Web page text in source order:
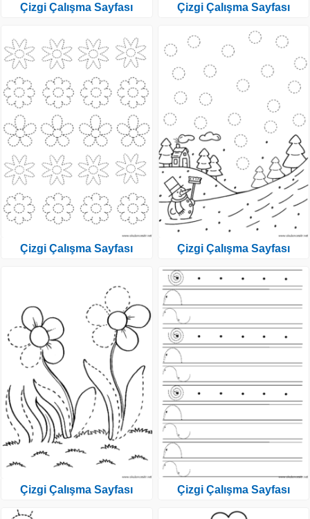
Çizgi Çalışma Sayfası
Çizgi Çalışma Sayfası
Çizgi Çalışma Sayfası
Çizgi Çalışma Sayfası
Çizgi Çalışma Sayfası
Çizgi Çalışma Sayfası